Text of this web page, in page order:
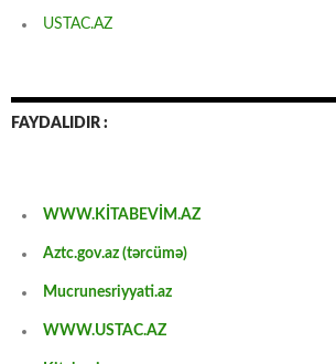
USTAC.AZ
FAYDALIDIR :
WWW.KİTABEVİM.AZ
Aztc.gov.az (tərcümə)
Mucrunesriyyati.az
WWW.USTAC.AZ